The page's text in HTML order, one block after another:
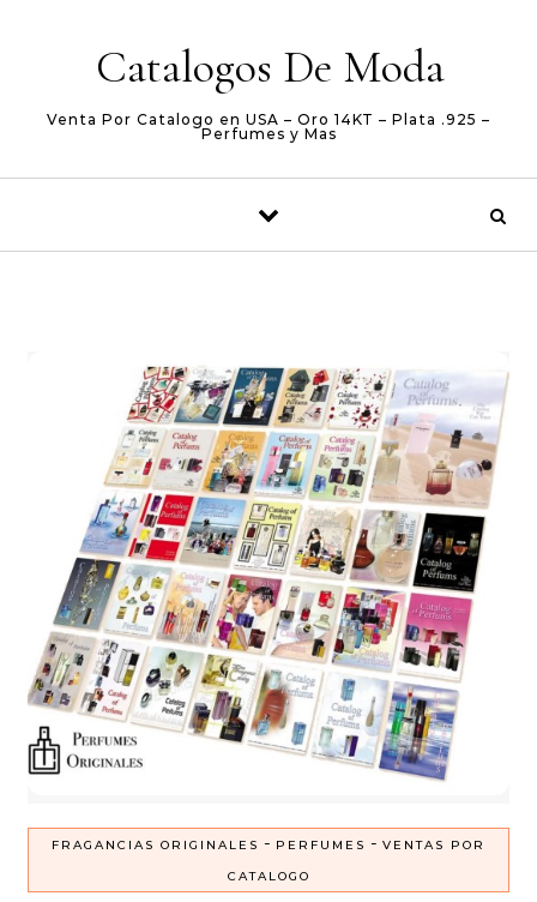
Catalogos De Moda
Venta Por Catalogo en USA – Oro 14KT – Plata .925 –
Perfumes y Mas
FRAGANCIAS ORIGINALES - PERFUMES - VENTAS POR
CATALOGO